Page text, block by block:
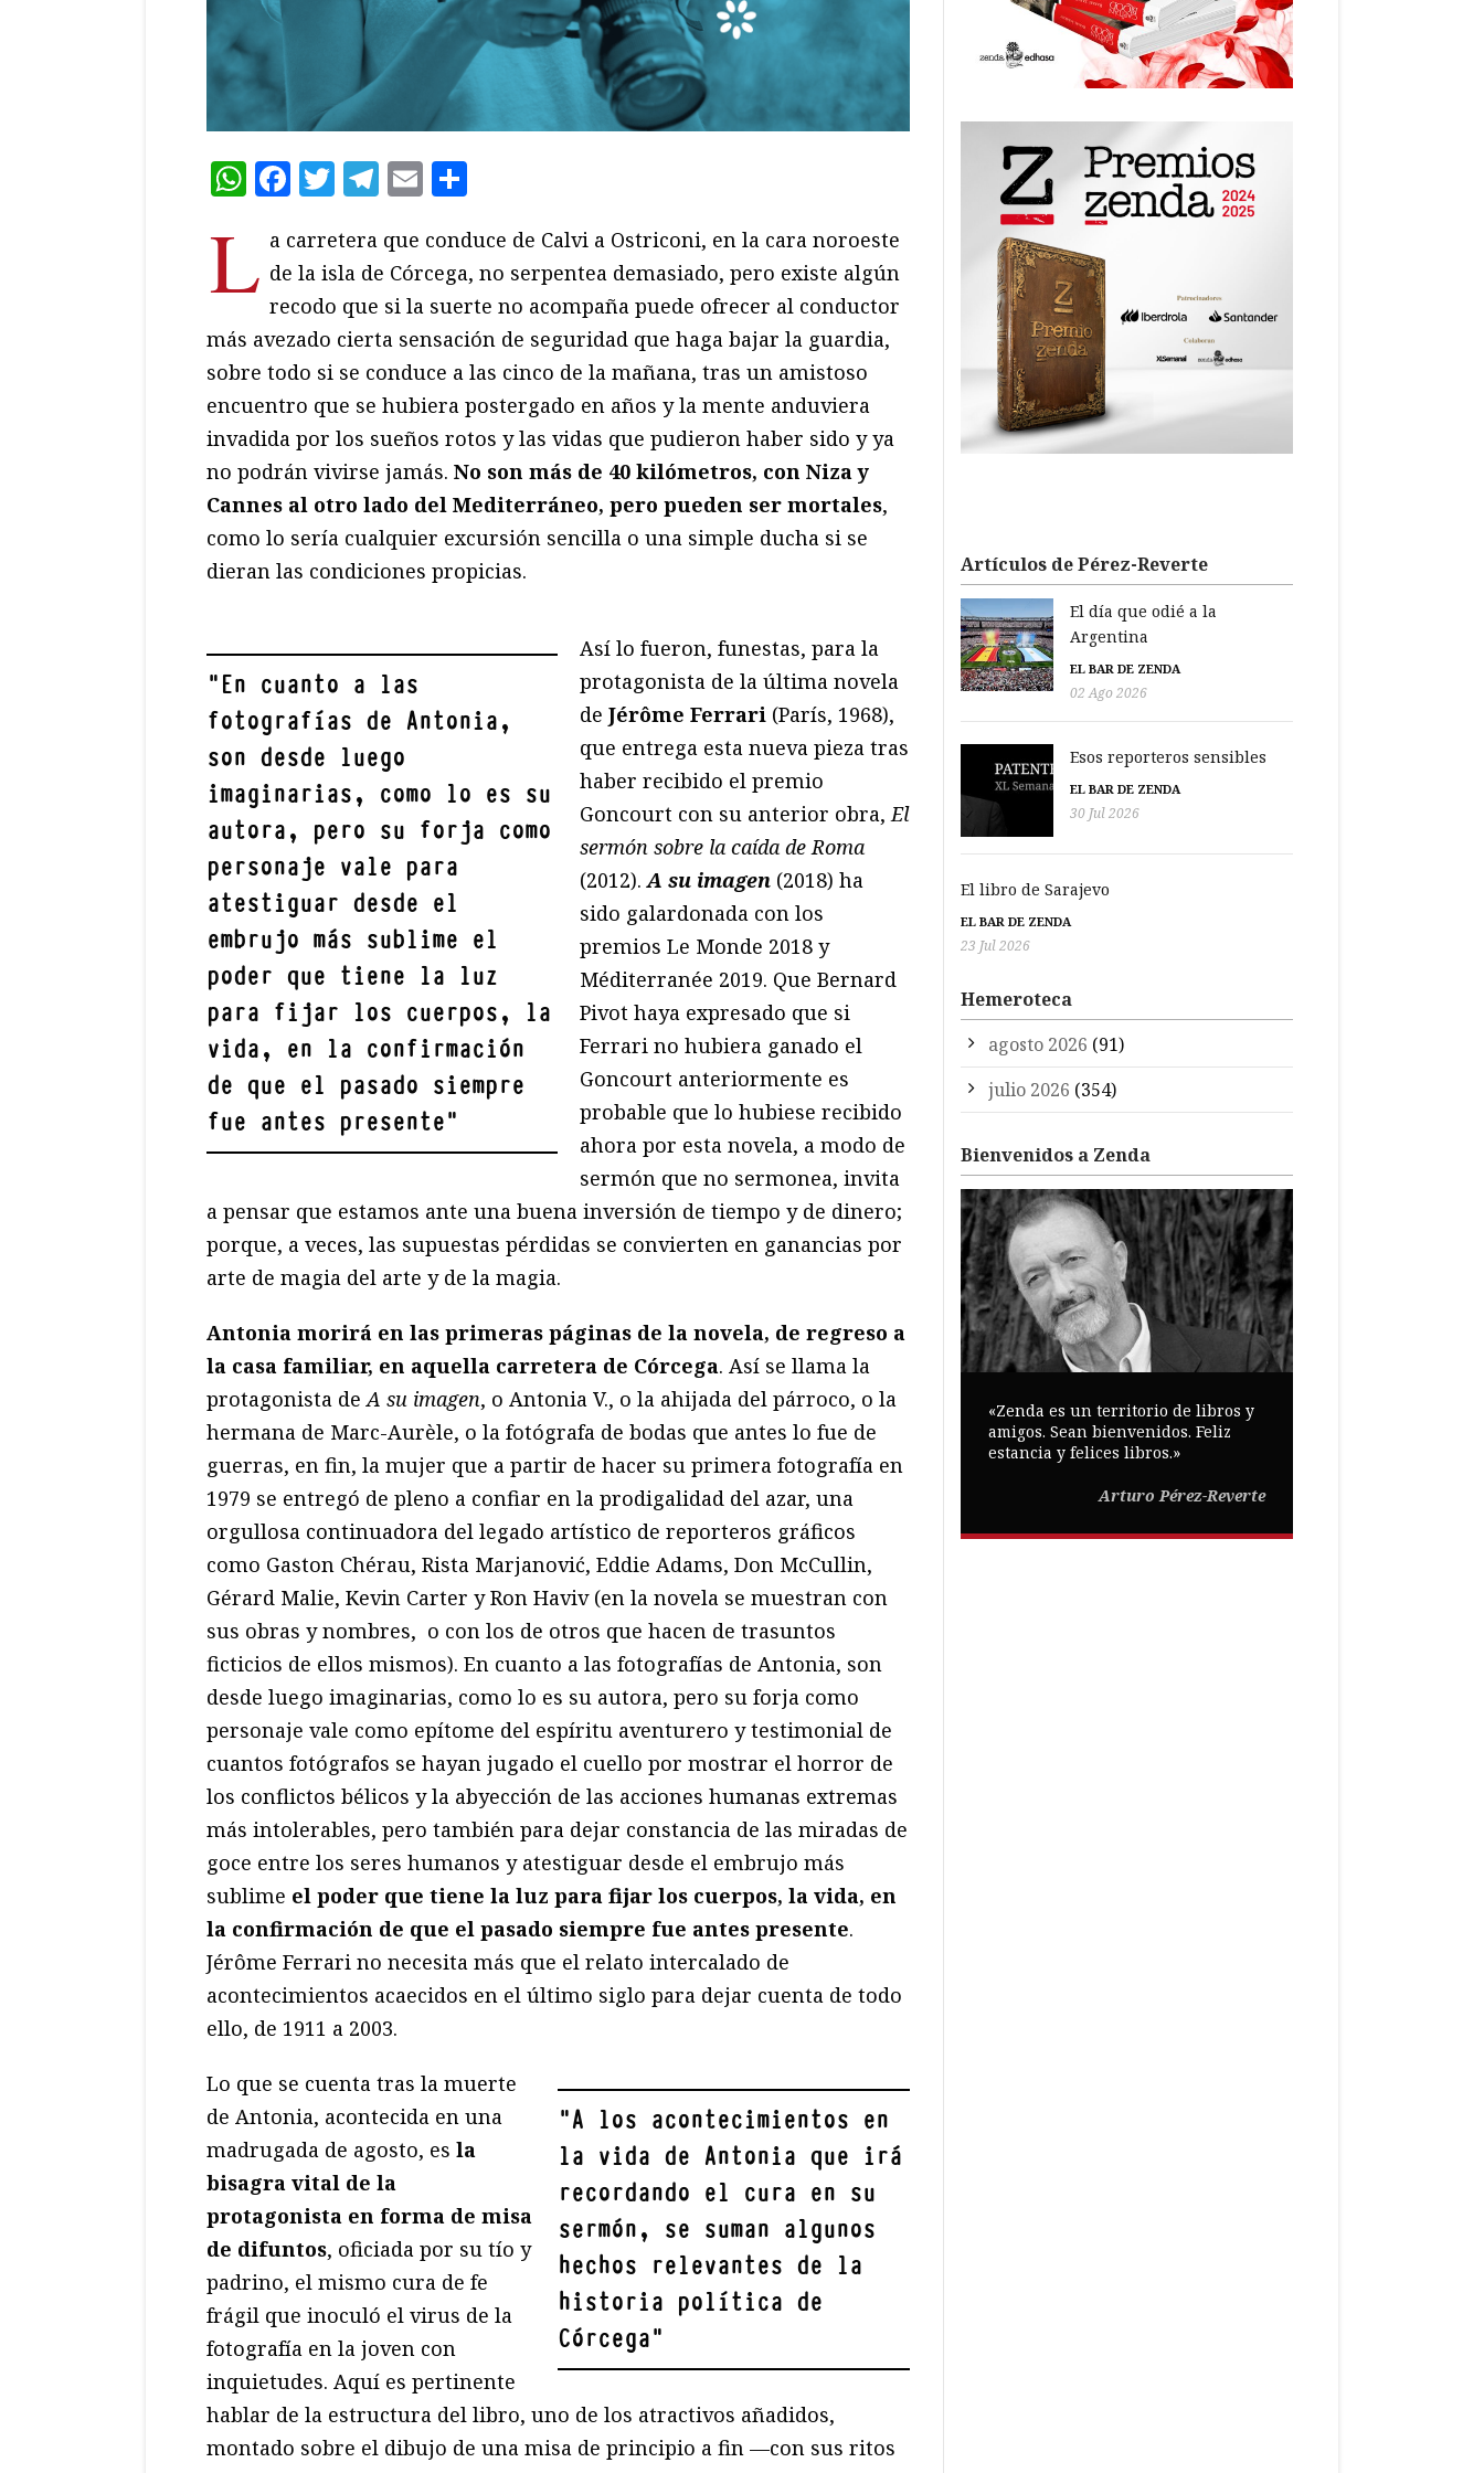
WhatsApp
Facebook
Twitter
Telegram
Email
L a carretera que conduce de Calvi a Ostriconi, en la cara noroeste
de la isla de Córcega, no serpentea demasiado, pero existe algún
recodo que si la suerte no acompaña puede ofrecer al conductor
más avezado cierta sensación de seguridad que haga bajar la guardia,
sobre todo si se conduce a las cinco de la mañana, tras un amistoso
encuentro que se hubiera postergado en años y la mente anduviera
invadida por los sueños rotos y las vidas que pudieron haber sido y ya
no podrán vivirse jamás. No son más de 40 kilómetros, con Niza y
Cannes al otro lado del Mediterráneo, pero pueden ser mortales,
como lo sería cualquier excursión sencilla o una simple ducha si se
dieran las condiciones propicias.
"En cuanto a las
fotografías de Antonia,
son desde luego
imaginarias, como lo es su
autora, pero su forja como
personaje vale para
atestiguar desde el
embrujo más sublime el
poder que tiene la luz
para fijar los cuerpos, la
vida, en la confirmación
de que el pasado siempre
fue antes presente"
Así lo fueron, funestas, para la
protagonista de la última novela
deJérôme Ferrari (París, 1968),
que entrega esta nueva pieza tras
haber recibido el premio
Goncourt con su anterior obra, El
sermón sobre la caída de Roma
(2012).A su imagen (2018) ha
sido galardonada con los
premios Le Monde 2018 y
Méditerranée 2019. Que Bernard
Pivot haya expresado que si
Ferrari no hubiera ganado el
Goncourt anteriormente es
probable que lo hubiese recibido
ahora por esta novela, a modo de
sermón que no sermonea, invita
a pensar que estamos ante una buena inversión de tiempo y de dinero;
porque, a veces, las supuestas pérdidas se convierten en ganancias por
arte de magia del arte y de la magia.
Antonia morirá en las primeras páginas de la novela, de regreso a
la casa familiar, en aquella carretera de Córcega. Así se llama la
protagonista de A su imagen, o Antonia V., o la ahijada del párroco, o la
hermana de Marc-Aurèle, o la fotógrafa de bodas que antes lo fue de
guerras, en fin, la mujer que a partir de hacer su primera fotografía en
1979 se entregó de pleno a confiar en la prodigalidad del azar, una
orgullosa continuadora del legado artístico de reporteros gráficos
como Gaston Chérau, Rista Marjanović, Eddie Adams, Don McCullin,
Gérard Malie, Kevin Carter y Ron Haviv (en la novela se muestran con
sus obras y nombres, o con los de otros que hacen de trasuntos
ficticios de ellos mismos). En cuanto a las fotografías de Antonia, son
desde luego imaginarias, como lo es su autora, pero su forja como
personaje vale como epítome del espíritu aventurero y testimonial de
cuantos fotógrafos se hayan jugado el cuello por mostrar el horror de
los conflictos bélicos y la abyección de las acciones humanas extremas
más intolerables, pero también para dejar constancia de las miradas de
goce entre los seres humanos y atestiguar desde el embrujo más
sublime el poder que tiene la luz para fijar los cuerpos, la vida, en
la confirmación de que el pasado siempre fue antes presente.
Jérôme Ferrari no necesita más que el relato intercalado de
acontecimientos acaecidos en el último siglo para dejar cuenta de todo
ello, de 1911 a 2003.
"A los acontecimientos en
la vida de Antonia que irá
recordando el cura en su
sermón, se suman algunos
hechos relevantes de la
historia política de
Córcega"
Lo que se cuenta tras la muerte
de Antonia, acontecida en una
madrugada de agosto, es la
bisagra vital de la
protagonista en forma de misa
de difuntos, oficiada por su tío y
padrino, el mismo cura de fe
frágil que inoculó el virus de la
fotografía en la joven con
inquietudes. Aquí es pertinente
hablar de la estructura del libro, uno de los atractivos añadidos,
montado sobre el dibujo de una misa de principio a fin —con sus ritos
Artículos de Pérez-Reverte
El día que odié a la
Argentina
EL BAR DE ZENDA
02 Ago 2026
Esos reporteros sensibles
EL BAR DE ZENDA
30 Jul 2026
El libro de Sarajevo
EL BAR DE ZENDA
23 Jul 2026
Hemeroteca
agosto 2026 (91)
julio 2026 (354)
Bienvenidos a Zenda
«Zenda es un territorio de libros y
amigos. Sean bienvenidos. Feliz
estancia y felices libros.»
Arturo Pérez-Reverte